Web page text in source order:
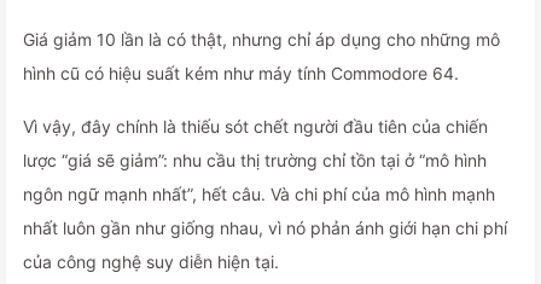
Giá giảm 10 lần là có thật, nhưng chỉ áp dụng cho những mô
hình cũ có hiệu suất kém như máy tính Commodore 64.
Vì vậy, đây chính là thiếu sót chết người đầu tiên của chiến
lược “giá sẽ giảm”: nhu cầu thị trường chỉ tồn tại ở “mô hình
ngôn ngữ mạnh nhất”, hết câu. Và chi phí của mô hình mạnh
nhất luôn gần như giống nhau, vì nó phản ánh giới hạn chi phí
của công nghệ suy diễn hiện tại.